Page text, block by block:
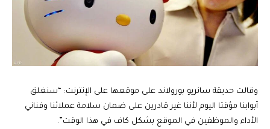
وقالت حديقة سانريو بورولاند على موقعها على الإنترنت: “سنغلق
أبوابنا مؤقتا اليوم لأننا غير قادرين على ضمان سلامة عملائنا وفناني
الأداء والموظفين في الموقع بشكل كاف في هذا الوقت”.